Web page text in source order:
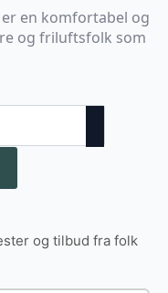
er en komfortabel og
og friluftsfolk som
og tilbud fra folk